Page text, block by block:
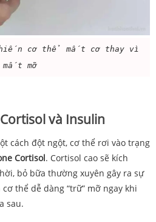
cơ thể mất cơ thay vì
mất mỡ
và Insulin
cách đột ngột, cơ thể rơi vào trạng
Cortisol. Cortisol cao sẽ kích
bỏ bữa thường xuyên gây ra sự
thể dễ dàng “trữ” mỡ ngay khi
sau.